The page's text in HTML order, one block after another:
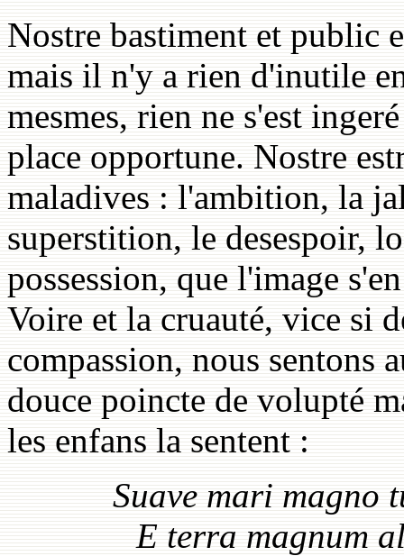
Nostre bastiment et public
mais il n'y a rien d'inutile
mesmes, rien ne s'est
place opportune. Nostre
maladives : l'ambition, la
superstition, le desespoir,
possession, que l'image
Voire et la cruauté, vice si
compassion, nous sentons
douce poincte de volupté
les enfans la sentent :
Suave mari magno
E terra magnum